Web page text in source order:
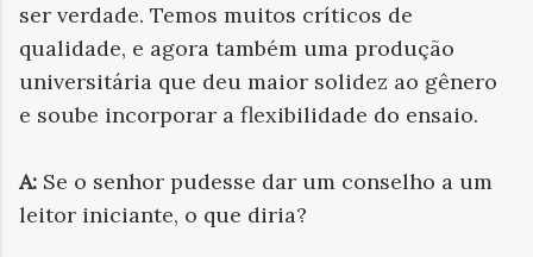
ser verdade. Temos muitos críticos de
qualidade, e agora também uma produção
universitária que deu maior solidez ao gênero
e soube incorporar a flexibilidade do ensaio.
A: Se o senhor pudesse dar um conselho a um
leitor iniciante, o que diria?